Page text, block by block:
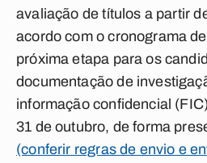
avaliação de títulos a partir
acordo com o cronograma
próxima etapa para os
documentação de
informação confidencial
31 de outubro, de forma
(conferir regras de envio e